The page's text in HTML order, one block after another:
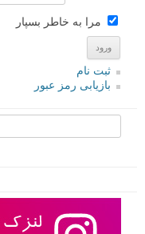
تاکنون دو کتاب الکترونیکی
کرده و سوالاتی از او پرسیدم .
صفحات: ۱ ۲
رمز عبور